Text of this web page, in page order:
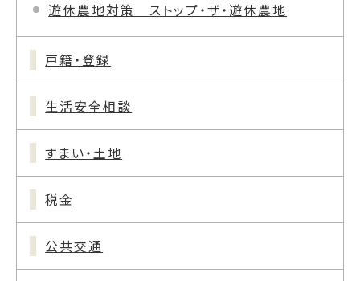
遊休農地対策 ストップ・ザ・遊休農地
戸籍・登録
生活安全相談
すまい・土地
税金
公共交通